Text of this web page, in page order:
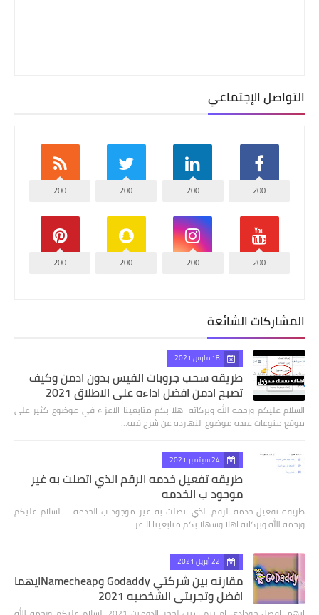
التواصل الإجتماعي
200
200
200
200
200
200
200
200
المشاركات الشائعة
18 مارس 2021
طريقه سحب جروبات الفيس بدون ادمن وكيف
تصبح ادمن افضل اداءه علي الاطلاق 2021
السلام عليكم ورحمه الله وبركاته اهلا بكم متابعينا الاعزاء في موضوع كثير على
موقع منوعات عبده موضوع النهارده عن شرح فيه…
24 سبتمبر 2021
طريقه تفعيل خدمه الرقم الذي اتصلت به غير
موجود ب الخدمه
طريقه تفعيل خدمه الرقم الذي اتصلت به غير موجود ب الخدمه السلام عليكم
ورحمه الله وبركاته اهلا وسهلا بكم متابعينا الاعز…
22 أبريل 2021
مقارنه بين شركتي Godaddy وNamecheapايهما
افضل وتجربتي الشخصيه 2021